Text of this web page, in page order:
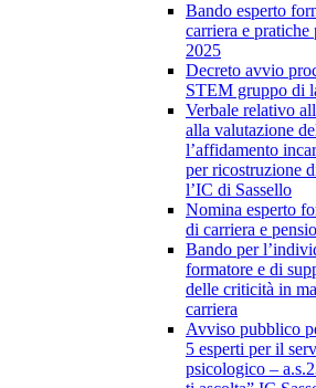
Bando esperto
carriera e pratiche
2025
Decreto avvio
STEM gruppo di
Verbale relativo
alla valutazione
l’affidamento
per ricostruzione
l’IC di Sassello
Nomina esperto
di carriera e
Bando per
formatore e di
delle criticità in
carriera
Avviso pubblico
5 esperti per il
psicologico –